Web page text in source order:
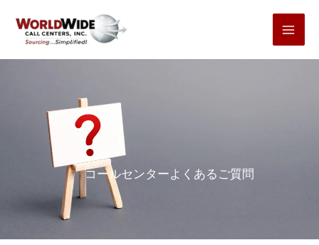
コールセンターよくあるご質問